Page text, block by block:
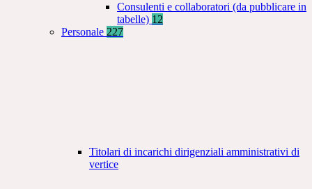
Consulenti e collaboratori (da pubblicare in
tabelle) 12
Personale 227
Titolari di incarichi dirigenziali amministrativi di
vertice